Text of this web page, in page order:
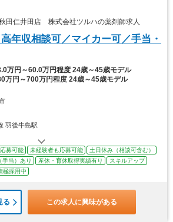
田仁井田店 株式会社ツルハの薬剤師求人
高年収相談可／マイカー可／手当・
万円～60.0万円程度 24歳～45歳モデル
万円～700万円程度 24歳～45歳モデル
羽後牛島駅
募可能 未経験者も応募可能
土日休み（相談可含む）
手当）あり 産休・育休取得実績有り
スキルアップ
極採用中
る この求人に興味がある